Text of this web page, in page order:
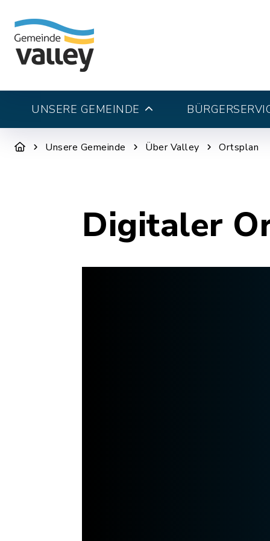
UNSERE GEMEINDE
Unsere Gemeinde Über Valley Ortsplan
Digitaler